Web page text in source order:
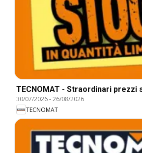
TECNOMAT - Straordinari prezzi
30/07/2026-26/08/2026
TECNOMAT